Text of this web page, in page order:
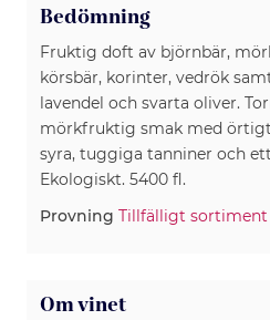
Bedömning
Fruktig doft av björnbär,
körsbär, korinter, vedrök
lavendel och svarta oliver.
mörkfruktig smak med
syra, tuggiga tanniner och
Ekologiskt. 5400 fl.
Provning Tillfälligt sortiment
Om vinet